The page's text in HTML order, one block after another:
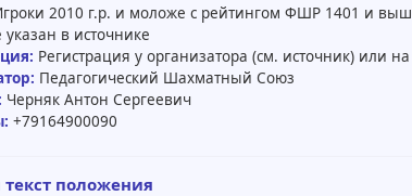
2010 г.р. и моложе с рейтингом ФШР 1401 и
указан в источнике
Регистрация у организатора (см. источник) или
Педагогический Шахматный Союз
Черняк Антон Сергеевич
+79164900090
положения